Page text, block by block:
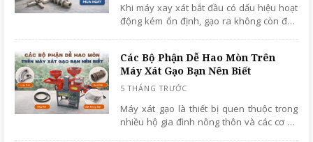
Khi máy xay xát bắt đầu có dấu hiệu hoạt
động kém ổn định, gạo ra không còn đẹp
máy.
Các Bộ Phận Dễ Hao Mòn Trên
Máy Xát Gạo Bạn Nên Biết
Máy xát gạo là thiết bị quen thuộc trong
nhiều hộ gia đình nông thôn và các cơ sở